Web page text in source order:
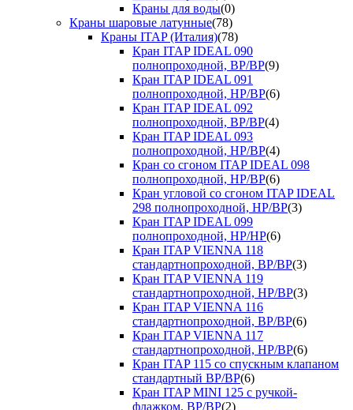
Краны для воды(0)
Краны шаровые латунные(78)
Краны ITAP (Италия)(78)
Кран ITAP IDEAL 090
полнопроходной, ВР/ВР(9)
Кран ITAP IDEAL 091
полнопроходной, НР/ВР(6)
Кран ITAP IDEAL 092
полнопроходной, ВР/ВР(4)
Кран ITAP IDEAL 093
полнопроходной, НР/ВР(4)
Кран со сгоном ITAP IDEAL 098
полнопроходной, НР/ВР(6)
Кран угловой со сгоном ITAP IDEAL
298 полнопроходной, НР/ВР(3)
Кран ITAP IDEAL 099
полнопроходной, НР/НР(6)
Кран ITAP VIENNA 118
стандартнопроходной, ВР/ВР(3)
Кран ITAP VIENNA 119
стандартнопроходной, НР/ВР(3)
Кран ITAP VIENNA 116
стандартнопроходной, ВР/ВР(6)
Кран ITAP VIENNA 117
стандартнопроходной, НР/ВР(6)
Кран ITAP 115 со спускным клапаном
стандартный ВР/ВР(6)
Кран ITAP MINI 125 с ручкой-
флажком, ВР/ВР(2)